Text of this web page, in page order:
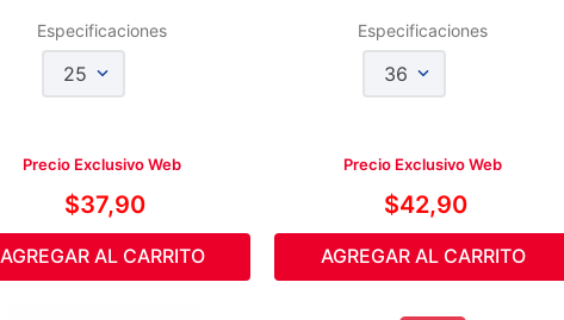
Especificaciones
25
Precio Exclusivo Web
$37,90
AGREGAR AL CARRITO
Especificaciones
36
Precio Exclusivo Web
$42,90
AGREGAR AL CARRITO